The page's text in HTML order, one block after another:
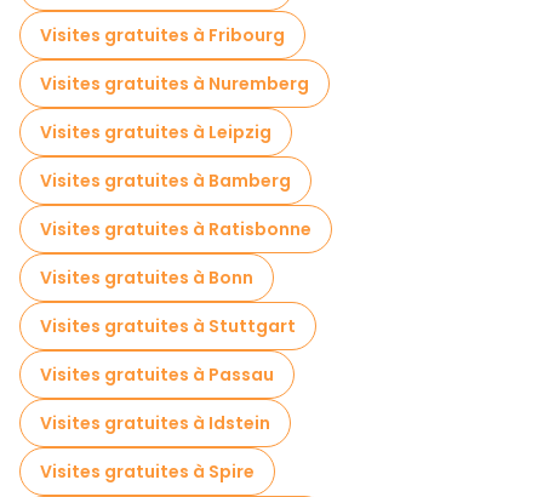
Visites gratuites à Fribourg
Visites gratuites à Nuremberg
Visites gratuites à Leipzig
Visites gratuites à Bamberg
Visites gratuites à Ratisbonne
Visites gratuites à Bonn
Visites gratuites à Stuttgart
Visites gratuites à Passau
Visites gratuites à Idstein
Visites gratuites à Spire